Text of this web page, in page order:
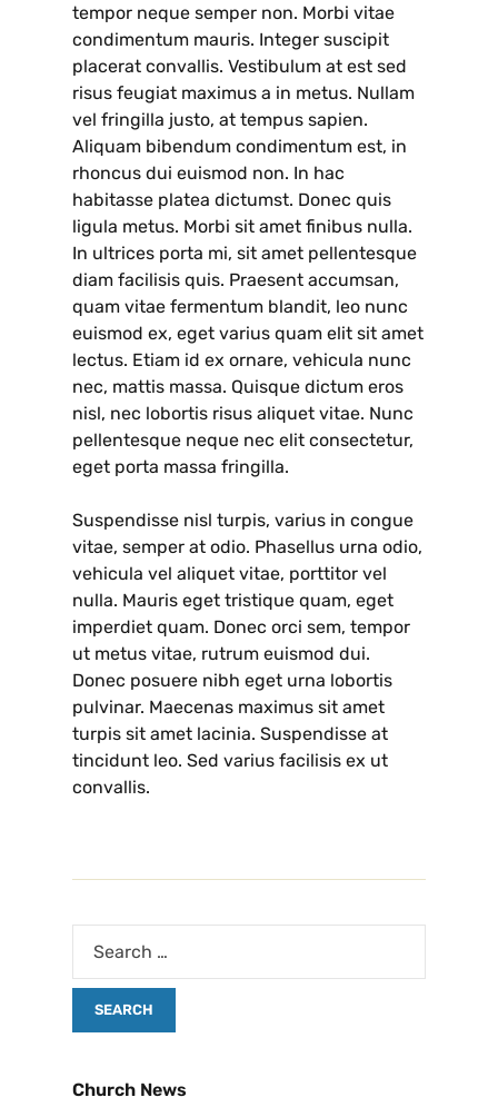
tempor neque semper non. Morbi vitae
condimentum mauris. Integer suscipit
placerat convallis. Vestibulum at est sed
risus feugiat maximus a in metus. Nullam
vel fringilla justo, at tempus sapien.
Aliquam bibendum condimentum est, in
rhoncus dui euismod non. In hac
habitasse platea dictumst. Donec quis
ligula metus. Morbi sit amet finibus nulla.
In ultrices porta mi, sit amet pellentesque
diam facilisis quis. Praesent accumsan,
quam vitae fermentum blandit, leo nunc
euismod ex, eget varius quam elit sit amet
lectus. Etiam id ex ornare, vehicula nunc
nec, mattis massa. Quisque dictum eros
nisl, nec lobortis risus aliquet vitae. Nunc
pellentesque neque nec elit consectetur,
eget porta massa fringilla.
Suspendisse nisl turpis, varius in congue
vitae, semper at odio. Phasellus urna odio,
vehicula vel aliquet vitae, porttitor vel
nulla. Mauris eget tristique quam, eget
imperdiet quam. Donec orci sem, tempor
ut metus vitae, rutrum euismod dui.
Donec posuere nibh eget urna lobortis
pulvinar. Maecenas maximus sit amet
turpis sit amet lacinia. Suspendisse at
tincidunt leo. Sed varius facilisis ex ut
convallis.
Church News